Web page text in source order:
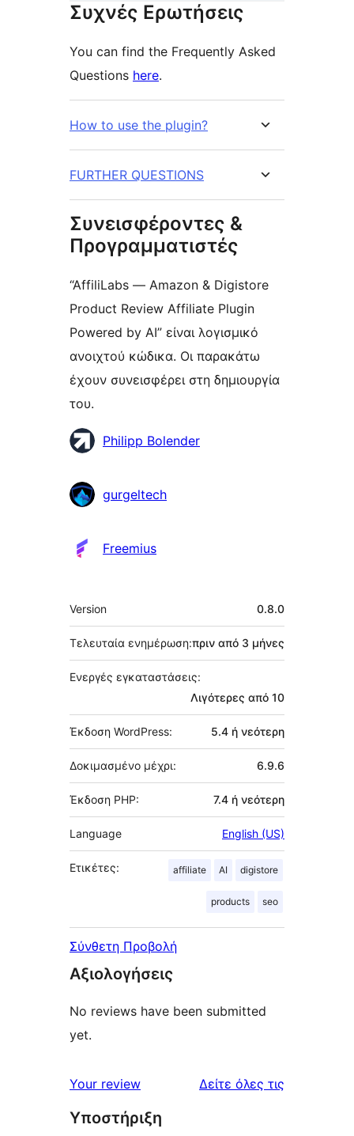
Συχνές Ερωτήσεις
You can find the Frequently Asked
Questions here.
How to use the plugin?
FURTHER QUESTIONS
Συνεισφέροντες &
Προγραμματιστές
“AffiliLabs — Amazon & Digistore
Product Review Affiliate Plugin
Powered by AI” είναι λογισμικό
ανοιχτού κώδικα. Οι παρακάτω
έχουν συνεισφέρει στη δημιουργία
του.
Συντελεστές
Philipp Bolender
gurgeltech
Freemius
Μεταστοιχεία
Version 0.8.0
Τελευταία ενημέρωση:πριν από 3 μήνες
Ενεργές εγκαταστάσεις:
Λιγότερες από 10
Έκδοση WordPress: 5.4 ή νεότερη
Δοκιμασμένο μέχρι: 6.9.6
Έκδοση PHP: 7.4 ή νεότερη
Language English (US)
Ετικέτες: affiliate AI digistore
products seo
Σύνθετη Προβολή
Αξιολογήσεις
No reviews have been submitted
yet.
Your review Δείτε όλες τις
Υποστήριξη